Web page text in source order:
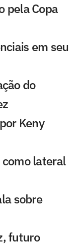
pela Copa
em seu
do
Keny
lateral
sobre
futuro